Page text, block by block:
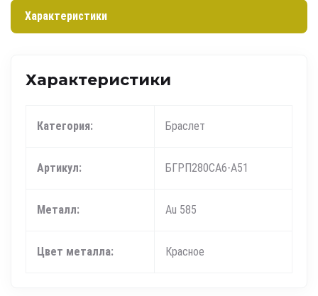
Характеристики
Характеристики
Категория: Браслет
Артикул: БГРП280СА6-А51
Металл: Au 585
Цвет металла: Красное